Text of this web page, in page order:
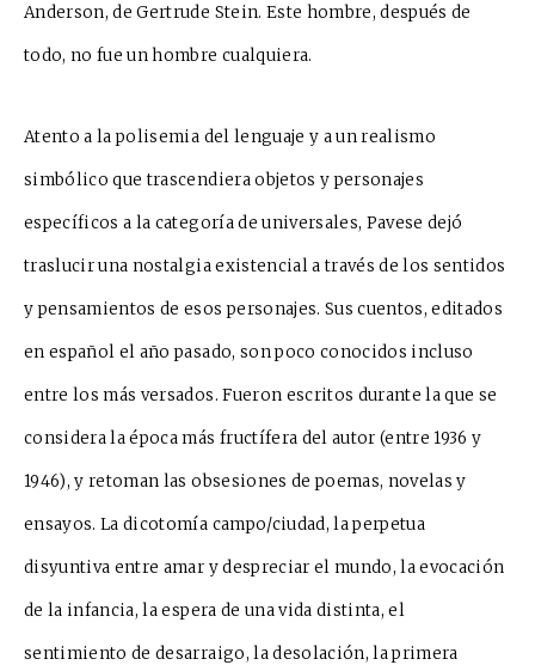
Anderson, de Gertrude Stein. Este hombre, después de
todo, no fue un hombre cualquiera.
Atento a la polisemia del lenguaje y a un realismo
simbólico que trascendiera objetos y personajes
específicos a la categoría de universales, Pavese dejó
traslucir una nostalgia existencial a través de los sentidos
y pensamientos de esos personajes. Sus cuentos, editados
en español el año pasado, son poco conocidos incluso
entre los más versados. Fueron escritos durante la que se
considera la época más fructífera del autor (entre 1936 y
1946), y retoman las obsesiones de poemas, novelas y
ensayos. La dicotomía campo/ciudad, la perpetua
disyuntiva entre amar y despreciar el mundo, la evocación
de la infancia, la espera de una vida distinta, el
sentimiento de desarraigo, la desolación, la primera